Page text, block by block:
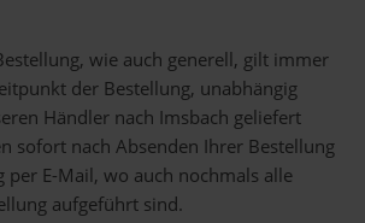
wie auch generell, gilt immer
der Bestellung, unabhängig
Händler nach Imsbach geliefert
sofort nach Absenden Ihrer Bestellung
per E-Mail, wo auch nochmals alle
aufgeführt sind.